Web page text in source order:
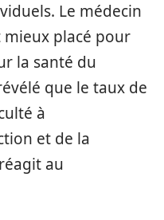
Le médecin
placé pour
la santé du
que le taux de
à
et de la
au